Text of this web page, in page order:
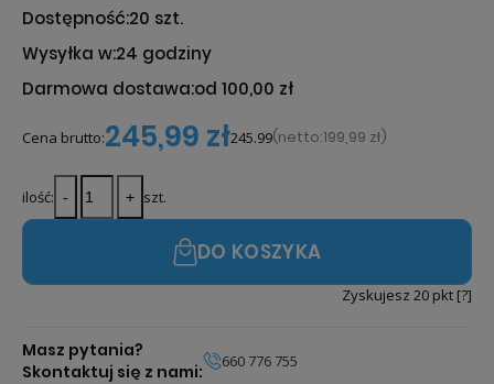
Dostępność:20 szt.
Wysyłka w:24 godziny
Darmowa dostawa:od 100,00 zł
Cena brutto:245,99 zł245.99(netto:199,99 zł)
ilość: szt.
DO KOSZYKA
Zyskujesz 20 pkt [?]
Masz pytania?
Skontaktuj się z nami:
660 776 755